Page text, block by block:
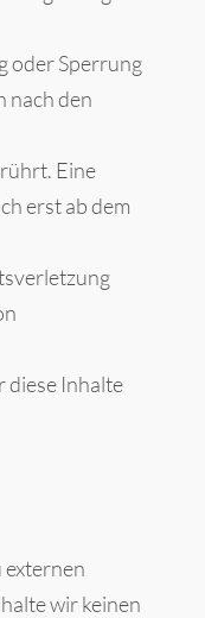
oder Sperrung
nach den
Eine
erst ab dem
diese Inhalte
externen
wir keinen